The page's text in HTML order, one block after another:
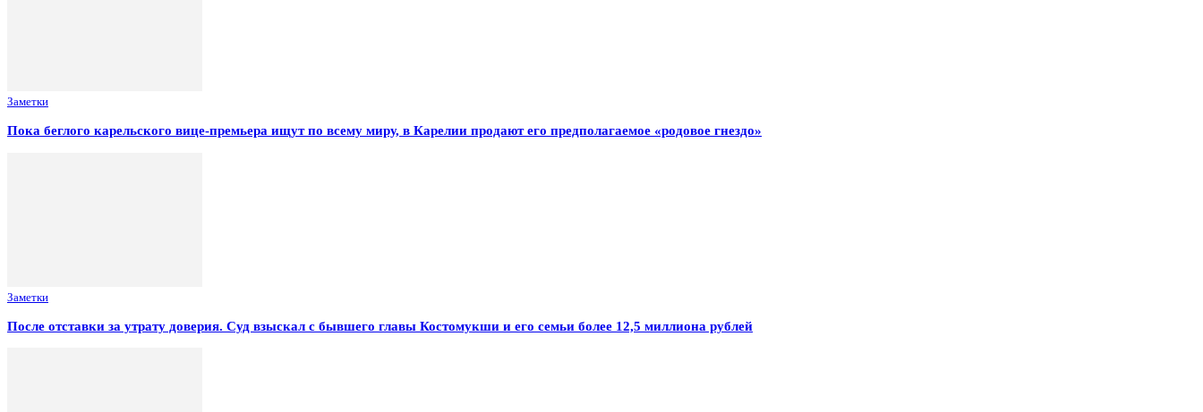
Заметки
Пока беглого карельского вице-премьера ищут по всему миру, в Карелии продают его предполагаемое «родовое гнездо»
Заметки
После отставки за утрату доверия. Суд взыскал с бывшего главы Костомукши и его семьи более 12,5 миллиона рублей